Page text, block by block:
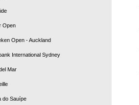
Open
Open - Auckland
International Sydney
Mar
do Sauípe